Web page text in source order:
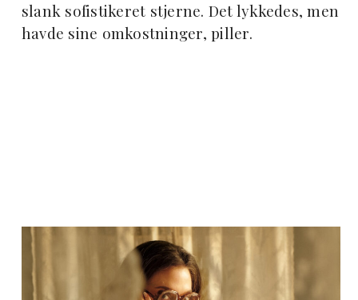
slank sofistikeret stjerne. Det lykkedes, men
havde sine omkostninger, piller.